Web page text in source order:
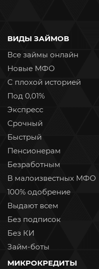
ВИДЫ ЗАЙМОВ
Все займы онлайн
Новые МФО
С плохой историей
Под 0,01%
Экспресс
Срочный
Быстрый
Пенсионерам
Безработным
В малоизвестных МФО
100% одобрение
Выдают всем
Без подписок
Без КИ
Займ-боты
МИКРОКРЕДИТЫ